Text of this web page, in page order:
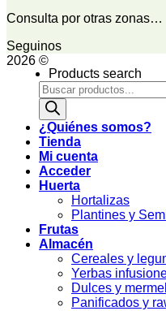
Consulta por otras zonas…
Seguinos
2026 ©
Products search
¿Quiénes somos?
Tienda
Mi cuenta
Acceder
Huerta
Hortalizas
Plantines y
Frutas
Almacén
Cereales y
Yerbas
Dulces y
Panificados y